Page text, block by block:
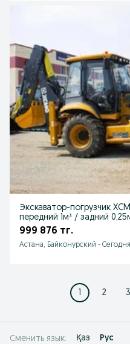
Экскаватор-погрузчик
передний 1м³ / задний
999 876 тг.
Астана, Байконурский -
1 2 3
Сменить язык: Қаз Рус